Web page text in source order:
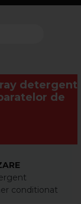
detergent
de
conditionat